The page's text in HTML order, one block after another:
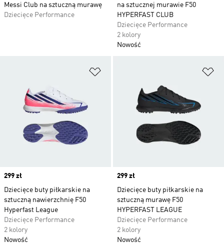
Messi Club na sztuczną murawę
Dziecięce Performance
na sztucznej murawie F50
HYPERFAST CLUB
Dziecięce Performance
2 kolory
Nowość
Price
299 zł
Dziecięce buty piłkarskie na
sztuczną nawierzchnię F50
Hyperfast League
Dziecięce Performance
2 kolory
Nowość
Price
299 zł
Dziecięce buty piłkarskie na
sztuczną murawę F50
HYPERFAST LEAGUE
Dziecięce Performance
2 kolory
Nowość